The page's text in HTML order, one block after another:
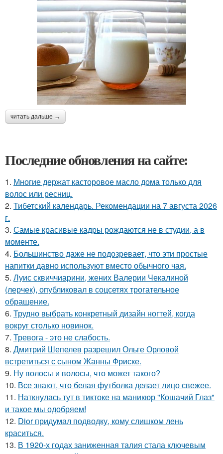
читать дальше →
Последние обновления на сайте:
1. Многие держат касторовое масло дома только для
волос или ресниц.
2. Тибетский календарь. Рекомендации на 7 августа 2026
г.
3. Самые красивые кадры рождаются не в студии, а в
моменте.
4. Большинство даже не подозревает, что эти простые
напитки давно используют вместо обычного чая.
5. Луис сквиччиарини, жених Валерии Чекалиной
(лерчек), опубликовал в соцсетях трогательное
обращение.
6. Трудно выбрать конкретный дизайн ногтей, когда
вокруг столько новинок.
7. Тревога - это не слабость.
8. Дмитрий Шепелев разрешил Ольге Орловой
встретиться с сыном Жанны Фриске.
9. Ну волосы и волосы, что может такого?
10. Все знают, что белая футболка делает лицо свежее.
11. Наткнулась тут в тиктоке на маникюр "Кошачий Глаз"
и такое мы одобряем!
12. Dior придумал подводку, кому слишком лень
краситься.
13. В 1920-х годах заниженная талия стала ключевым